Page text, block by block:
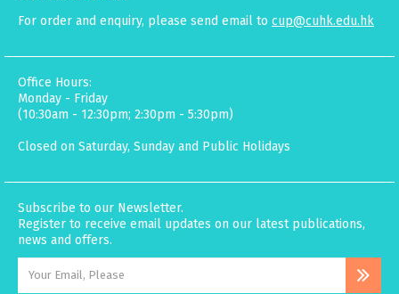
For order and enquiry, please send email to cup@cuhk.edu.hk
Office Hours:
Monday - Friday
(10:30am - 12:30pm; 2:30pm - 5:30pm)
Closed on Saturday, Sunday and Public Holidays
Subscribe to our Newsletter.
Register to receive email updates on our latest publications,
news and offers.